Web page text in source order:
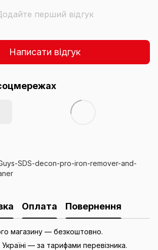
перший відгук
Написати відгук
SDS-decon-pro-iron-remover-and-
Оплата Повернення
магазину — безкоштовно.
— за тарифами перевізника.